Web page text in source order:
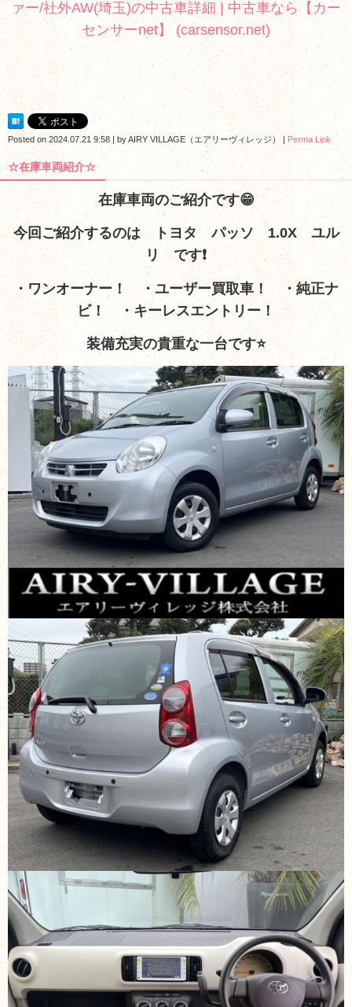
ァー/社外AW(埼玉)の中古車詳細 | 中古車なら【カー
センサーnet】 (carsensor.net)
Posted on 2024.07.21 9:58 | byAIRY VILLAGE（エアリーヴィレッジ） | Perma Link
☆在庫車両紹介☆
在庫車両のご紹介です😁
今回ご紹介するのは トヨタ パッソ 1.0X ユル
リ です❗
・ワンオーナー！ ・ユーザー買取車！ ・純正ナ
ビ！ ・キーレスエントリー！
装備充実の貴重な一台です⭐